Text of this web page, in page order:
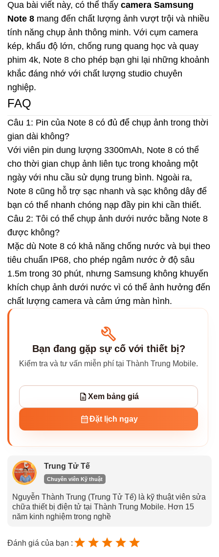
Qua bài viết này, có thể thấy camera Samsung
Note 8 mang đến chất lượng ảnh vượt trội và nhiều
tính năng chụp ảnh thông minh. Với cụm camera
kép, khẩu độ lớn, chống rung quang học và quay
phim 4k, Note 8 cho phép bạn ghi lại những khoảnh
khắc đáng nhớ với chất lượng studio chuyên
nghiệp.
FAQ
Câu 1: Pin của Note 8 có đủ để chụp ảnh trong thời
gian dài không?
Với viên pin dung lượng 3300mAh, Note 8 có thể
cho thời gian chụp ảnh liên tục trong khoảng một
ngày với nhu cầu sử dụng trung bình. Ngoài ra,
Note 8 cũng hỗ trợ sạc nhanh và sạc không dây để
bạn có thể nhanh chóng nạp đầy pin khi cần thiết.
Câu 2: Tôi có thể chụp ảnh dưới nước bằng Note 8
được không?
Mặc dù Note 8 có khả năng chống nước và bụi theo
tiêu chuẩn IP68, cho phép ngâm nước ở độ sâu
1.5m trong 30 phút, nhưng Samsung không khuyến
khích chụp ảnh dưới nước vì có thể ảnh hưởng đến
chất lượng camera và cảm ứng màn hình.
Bạn đang gặp sự cố với thiết bị?
Kiểm tra và tư vấn miễn phí tại Thành Trung Mobile.
Xem bảng giá
Đặt lịch ngay
Trung Tử Tế
Chuyên viên Kỹ thuật
Nguyễn Thành Trung (Trung Tử Tế) là kỹ thuật viên sửa
chữa thiết bị điện tử tại Thành Trung Mobile. Hơn 15
năm kinh nghiệm trong nghề
Đánh giá của bạn :